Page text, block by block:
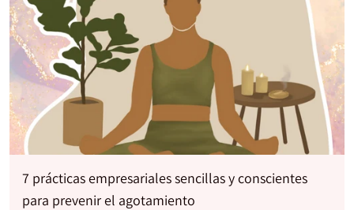
7 prácticas empresariales sencillas y conscientes
para prevenir el agotamiento